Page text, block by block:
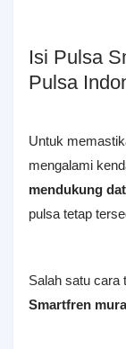
Isi Pulsa
Pulsa
Untuk
mengalami
mendukung
pulsa tetap
Salah satu cara
Smartfren